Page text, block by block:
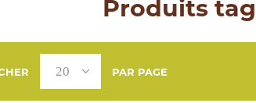
Produits
PAR PAGE